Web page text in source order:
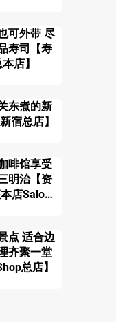
可外带 尽
寿司【寿
店】
东煮的新
宿总店】
啡馆享受
明治【资
店Salon
点 适合边
齐聚一堂
总店】